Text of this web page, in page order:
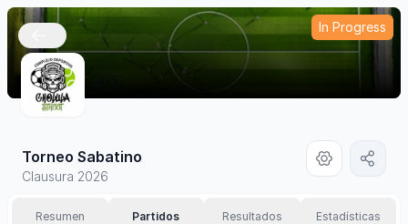
In Progress
Torneo Sabatino
Clausura 2026
Resumen Partidos Resultados Estadísticas